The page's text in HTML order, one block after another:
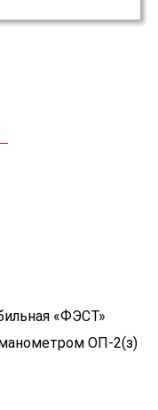
«ФЭСТ»
ОП-2(з)